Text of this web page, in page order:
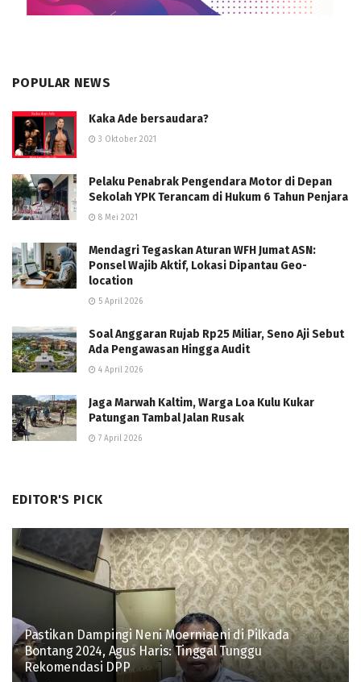
POPULAR NEWS
Kaka Ade bersaudara?
3 Oktober 2021
Pelaku Penabrak Pengendara Motor di Depan
Sekolah YPK Terancam di Hukum 6 Tahun Penjara
8 Mei 2021
Mendagri Tegaskan Aturan WFH Jumat ASN:
Ponsel Wajib Aktif, Lokasi Dipantau Geo-
location
5 April 2026
Soal Anggaran Rujab Rp25 Miliar, Seno Aji Sebut
Ada Pengawasan Hingga Audit
4 April 2026
Jaga Marwah Kaltim, Warga Loa Kulu Kukar
Patungan Tambal Jalan Rusak
7 April 2026
EDITOR'S PICK
Pastikan Dampingi Neni Moerniaeni di Pilkada
Bontang 2024, Agus Haris: Tinggal Tunggu
Rekomendasi DPP